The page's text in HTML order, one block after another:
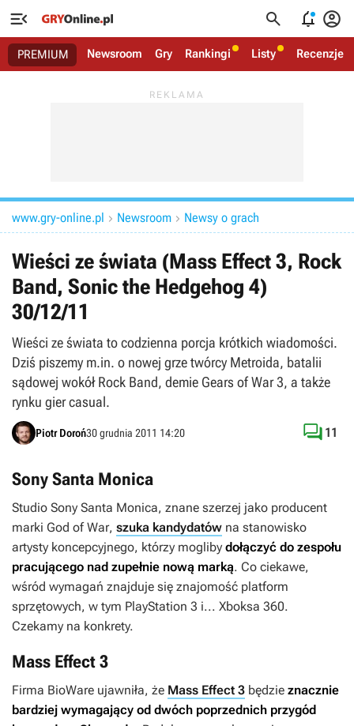
   
PREMIUM Newsroom Gry Rankingi Listy Recenzje
www.gry-online.pl  Newsroom  Newsy o grach
Wieści ze świata (Mass Effect 3, Rock
Band, Sonic the Hedgehog 4)
30/12/11
Wieści ze świata to codzienna porcja krótkich wiadomości.
Dziś piszemy m.in. o nowej grze twórcy Metroida, batalii
sądowej wokół Rock Band, demie Gears of War 3, a także
rynku gier casual.
Piotr Doroń30 grudnia 2011 14:20  11
Sony Santa Monica
Studio Sony Santa Monica, znane szerzej jako producent
marki God of War, szuka kandydatów na stanowisko
artysty koncepcyjnego, którzy mogliby dołączyć do zespołu
pracującego nad zupełnie nową marką. Co ciekawe,
wśród wymagań znajduje się znajomość platform
sprzętowych, w tym PlayStation 3 i... Xboksa 360.
Czekamy na konkrety.
Mass Effect 3
Firma BioWare ujawniła, że Mass Effect 3 będzie znacznie
bardziej wymagający od dwóch poprzednich przygód